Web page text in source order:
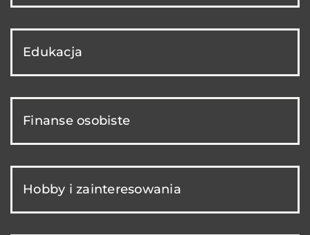
Edukacja
Finanse osobiste
Hobby i zainteresowania